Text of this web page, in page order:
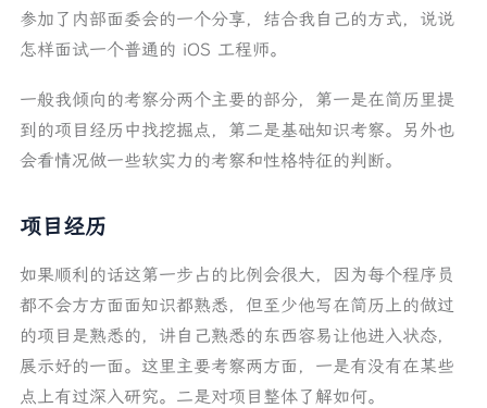
参加了内部面委会的一个分享，结合我自己的方式，说说
怎样面试一个普通的 iOS 工程师。
一般我倾向的考察分两个主要的部分，第一是在简历里提
到的项目经历中找挖掘点，第二是基础知识考察。另外也
会看情况做一些软实力的考察和性格特征的判断。
项目经历
如果顺利的话这第一步占的比例会很大，因为每个程序员
都不会方方面面知识都熟悉，但至少他写在简历上的做过
的项目是熟悉的，讲自己熟悉的东西容易让他进入状态，
展示好的一面。这里主要考察两方面，一是有没有在某些
点上有过深入研究。二是对项目整体了解如何。